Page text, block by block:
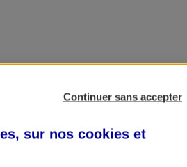
Continuer sans accepter
sur nos cookies et